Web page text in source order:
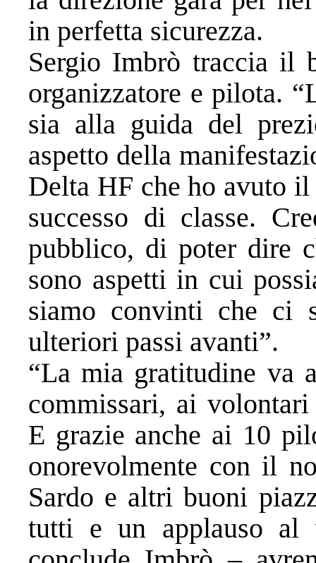
in perfetta sicurezza.
Sergio Imbrò traccia il
organizzatore e pilota.
sia alla guida del
aspetto della
Delta HF che ho avuto
successo di classe.
pubblico, di poter dire
sono aspetti in cui
siamo convinti che ci
ulteriori passi avanti”.
“La mia gratitudine
commissari, ai
E grazie anche ai 10
onorevolmente con il
Sardo e altri buoni
tutti e un applauso al